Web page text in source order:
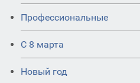
Профессиональные
С 8 марта
Новый год